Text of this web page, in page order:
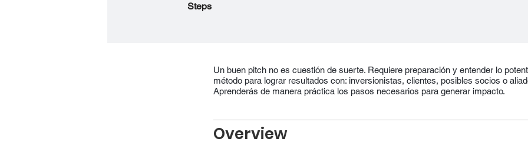
Steps
Un buen pitch no es cuestión de suerte. Requiere preparación y entender lo
método para lograr resultados con: inversionistas, clientes, posibles socios o
Aprenderás de manera práctica los pasos necesarios para generar impacto.
Overview